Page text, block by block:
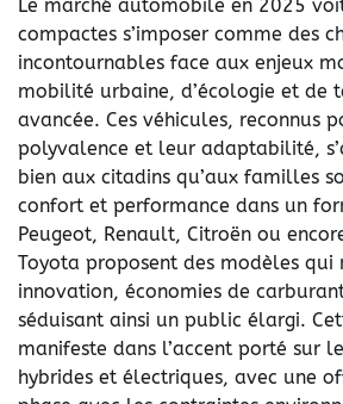
Le marché automobile en 2025
compactes s’imposer comme des
incontournables face aux enjeux
mobilité urbaine, d’écologie et de
avancée. Ces véhicules, reconnus
polyvalence et leur adaptabilité,
bien aux citadins qu’aux familles
confort et performance dans un
Peugeot, Renault, Citroën ou
Toyota proposent des modèles qui
innovation, économies de
séduisant ainsi un public élargi.
manifeste dans l’accent porté sur
hybrides et électriques, avec une